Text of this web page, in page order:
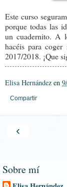
Este curso
porque todas las
un cuadernito. A
hacéis para
2017/2018. ¡Que
Elisa Hernández en
Compartir
‹
Sobre mí